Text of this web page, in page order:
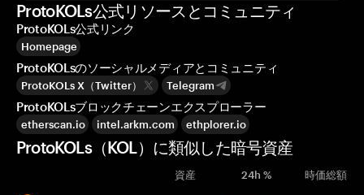
ProtoKOLs公式リソースとコミュニティ
ProtoKOLs公式リンク
Homepage
ProtoKOLsのソーシャルメディアとコミュニティ
ProtoKOLs X（Twitter） Telegram
ProtoKOLsブロックチェーンエクスプローラー
etherscan.io intel.arkm.com ethplorer.io
ProtoKOLs（KOL）に類似した暗号資産
資産 24h % 時価総額